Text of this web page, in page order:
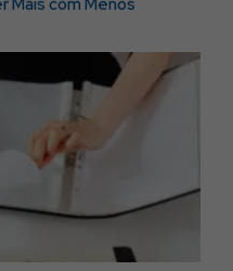
Mais com Menos